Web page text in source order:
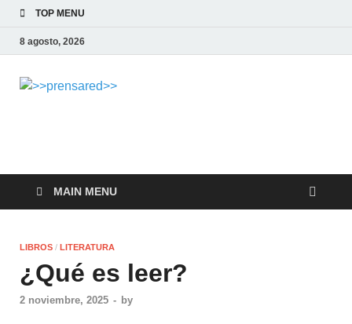
TOP MENU
8 agosto, 2026
MAIN MENU
LIBROS / LITERATURA
¿Qué es leer?
2 noviembre, 2025 - by